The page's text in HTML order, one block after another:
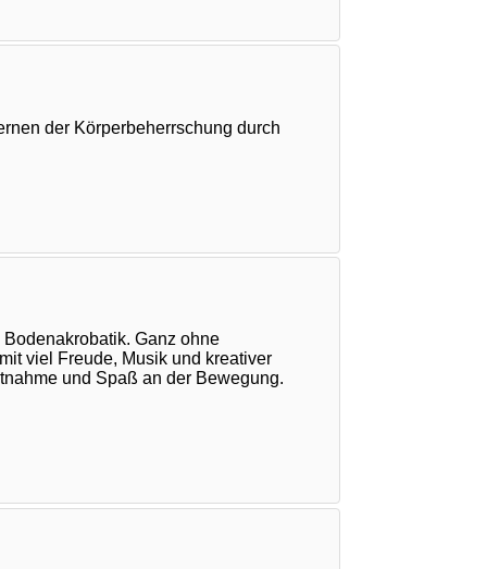
der Körperbeherrschung durch
Ganz ohne
viel Freude, Musik und kreativer
und Spaß an der Bewegung.